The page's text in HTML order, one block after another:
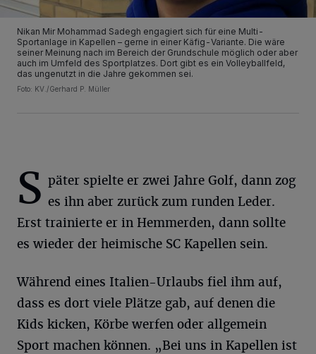
Nikan Mir Mohammad Sadegh engagiert sich für eine Multi-
Sportanlage in Kapellen – gerne in einer Käfig-Variante. Die wäre
seiner Meinung nach im Bereich der Grundschule möglich oder aber
auch im Umfeld des Sportplatzes. Dort gibt es ein Volleyballfeld,
das ungenutzt in die Jahre gekommen sei.
Foto: KV./Gerhard P. Müller
S päter spielte er zwei Jahre Golf, dann zog
es ihn aber zurück zum runden Leder.
Erst trainierte er in Hemmerden, dann sollte
es wieder der heimische SC Kapellen sein.
Während eines Italien-Urlaubs fiel ihm auf,
dass es dort viele Plätze gab, auf denen die
Kids kicken, Körbe werfen oder allgemein
Sport machen können. „Bei uns in Kapellen ist